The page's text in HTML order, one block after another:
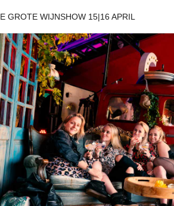
GROTE WIJNSHOW 15|16 APRIL